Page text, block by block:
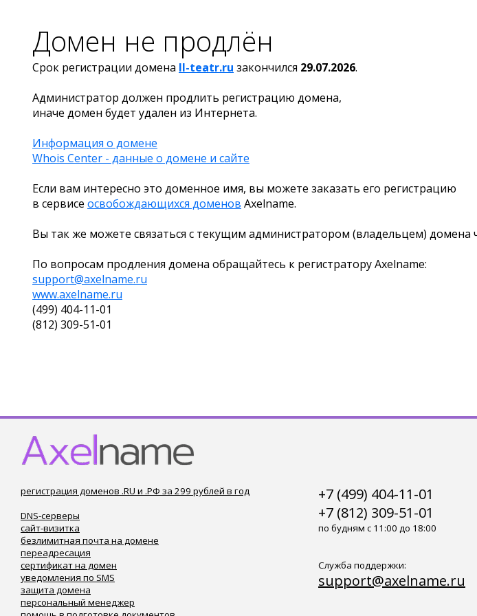
Домен не продлён
Срок регистрации домена ll-teatr.ru закончился 29.07.2026.
Администратор должен продлить регистрацию домена,
иначе домен будет удален из Интернета.
Информация о домене
Whois Center - данные о домене и сайте
Если вам интересно это доменное имя, вы можете заказать его регистрацию
в сервисе освобождающихся доменов Axelname.
Вы так же можете связаться с текущим администратором (владельцем) домена
По вопросам продления домена обращайтесь к регистратору Axelname:
support@axelname.ru
www.axelname.ru
(499) 404-11-01
(812) 309-51-01
регистрация доменов .RU и .РФ за 299 рублей в год
DNS-серверы
сайт-визитка
безлимитная почта на домене
переадресация
сертификат на домен
уведомления по SMS
защита домена
персональный менеджер
+7 (499) 404-11-01
+7 (812) 309-51-01
по будням с 11:00 до 18:00
Служба поддержки:
support@axelname.ru